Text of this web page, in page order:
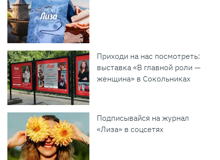
Приходи на нас посмотреть:
выставка «В главной роли —
женщина» в Сокольниках
Подписывайся на журнал
«Лиза» в соцсетях